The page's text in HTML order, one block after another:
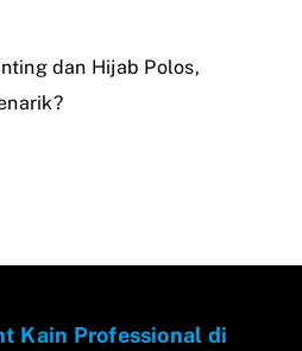
dan Hijab Polos,
Kain Professional di